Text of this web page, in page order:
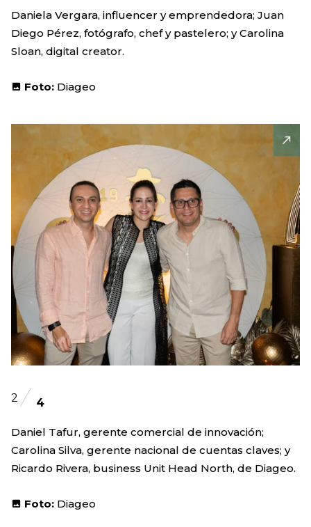
Daniela Vergara, influencer y emprendedora; Juan
Diego Pérez, fotógrafo, chef y pastelero; y Carolina
Sloan, digital creator.
Foto: Diageo
2 4
Daniel Tafur, gerente comercial de innovación;
Carolina Silva, gerente nacional de cuentas claves; y
Ricardo Rivera, business Unit Head North, de Diageo.
Foto: Diageo